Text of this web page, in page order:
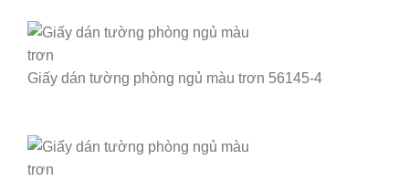
Giấy dán tường phòng ngủ màu trơn 56145-4